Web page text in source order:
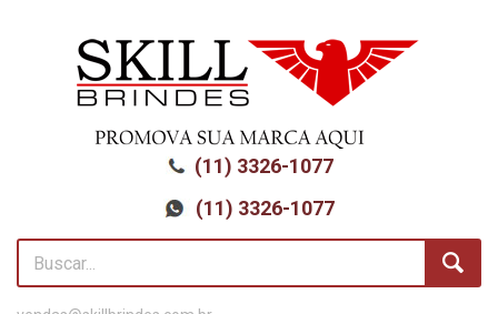
(11) 3326-1077
(11) 3326-1077